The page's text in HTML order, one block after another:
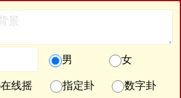
男 女
在线摇 指定卦
数字卦